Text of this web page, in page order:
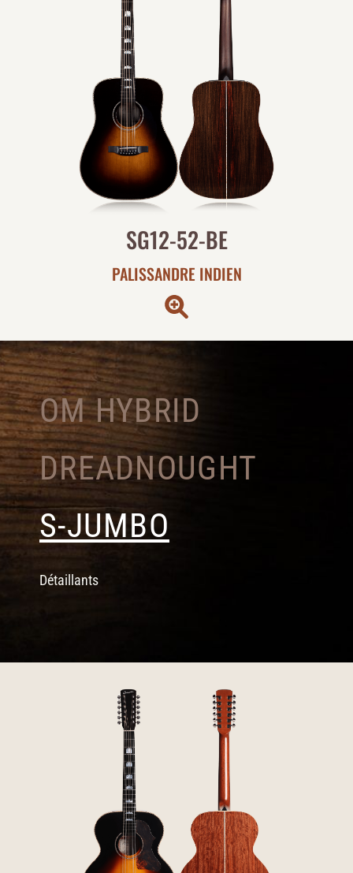
SG12-52-BE
PALISSANDRE INDIEN
OM HYBRID
DREADNOUGHT
S-JUMBO
Détaillants